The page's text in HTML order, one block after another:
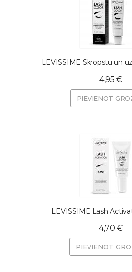
LEVISSIME Skropstu un
4,95 €
PIEVIENOT
LEVISSIME Lash
4,70 €
PIEVIENOT